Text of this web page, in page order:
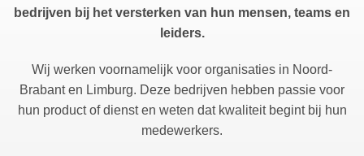
bedrijven bij het versterken van hun mensen, teams en
leiders.
Wij werken voornamelijk voor organisaties in Noord-
Brabant en Limburg. Deze bedrijven hebben passie voor
hun product of dienst en weten dat kwaliteit begint bij hun
medewerkers.